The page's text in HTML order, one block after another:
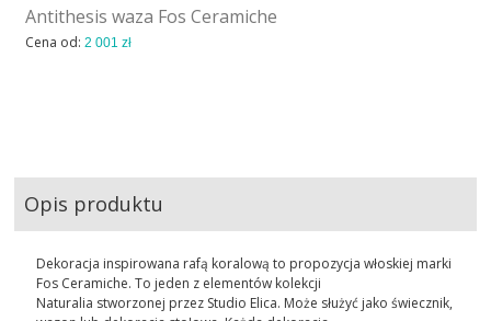
Antithesis waza Fos Ceramiche
Cena od:2 001 zł
Opis produktu
Dekoracja inspirowana rafą koralową to propozycja włoskiej marki
Fos Ceramiche. To jeden z elementów kolekcji
Naturalia stworzonej przez Studio Elica. Może służyć jako świecznik,